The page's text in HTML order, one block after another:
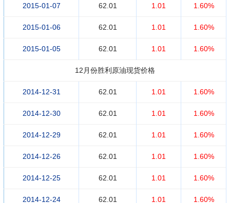
2015-01-07 62.01 1.01 1.60%
2015-01-06 62.01 1.01 1.60%
2015-01-05 62.01 1.01 1.60%
12月份胜利原油现货价格
2014-12-31 62.01 1.01 1.60%
2014-12-30 62.01 1.01 1.60%
2014-12-29 62.01 1.01 1.60%
2014-12-26 62.01 1.01 1.60%
2014-12-25 62.01 1.01 1.60%
2014-12-24 62.01 1.01 1.60%